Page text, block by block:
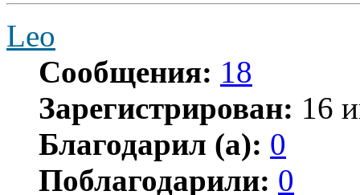
Leo
Сообщения: 18
Зарегистрирован: 16
Благодарил (а): 0
Поблагодарили: 0